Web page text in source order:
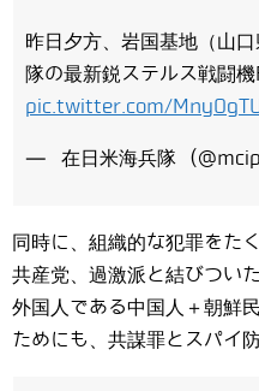
昨日夕方、岩国基地（山
隊の最新鋭ステルス戦闘
pic.twitter.com/
— 在日米海兵隊
同時に、組織的な犯罪をた
共産党、過激派と結びつい
外国人である中国人＋朝鮮
ためにも、共謀罪とスパイ